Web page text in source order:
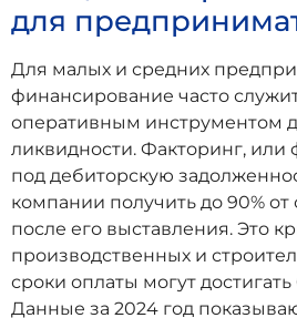
для
Для малых и средних
финансирование часто
оперативным инструментом
ликвидности. Факторинг,
под дебиторскую
компании получить до 90%
после его выставления. Это
производственных и
сроки оплаты могут
Данные за 2024 год